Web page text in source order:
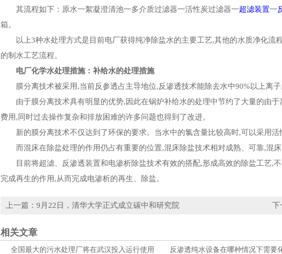
其流程如下：原水一絮凝澄清池一多介质过滤器一活性炭过滤器一超滤装置一
箱。
以上3种水处理方式是目前电厂获得纯净除盐水的主要工艺,其他的水质净化流
的制水工艺流程。
电厂化学水处理措施：补给水的处理措施
膜分离技术被采用,当前反参透占主导地位,反渗透技术能除去水中90%以上离子,
由于膜分离技术具有明显的优势,因此在锅炉补给水的处理中节约了大量的由于
费用,同时过去操作复杂和排放困难的许多问题也得到了改进。
新的膜分离技术不仅达到了环保的要求。当水中的氯含量比较高时,可以采用活
而混床在除盐处理的作用仍占有重要的位置,混床除盐技术相对成熟、可靠,混床
目前将超滤、反渗透装置和电渗析除盐技术有效的搭配,形成高效的除盐工艺,
完成再生的作用,从而完成电渗析的再生、除盐。
上一篇：9月22日，清华大学正式成立碳中和研究院 下
相关文章
全国最大的污水处理厂将在武汉投入运行使用 反渗透纯水设备在哪种情况下需要